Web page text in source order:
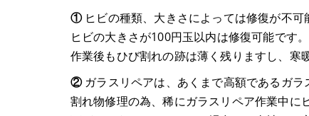
① ヒビの種類、大きさによっては修復が不可
ヒビの大きさが100円玉以内は修復可能です
作業後もひび割れの跡は薄く残りますし、寒
② ガラスリペアは、あくまで高額であるガ
割れ物修理の為、稀にガラスリペア作業中に